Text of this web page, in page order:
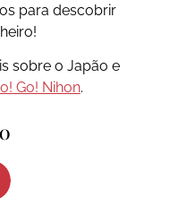
para descobrir
sobre o Japão e
Go! Nihon.